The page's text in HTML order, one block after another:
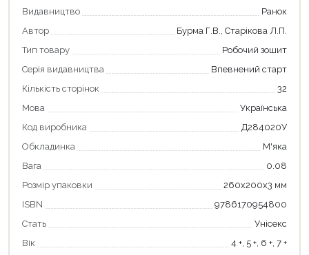
Видавництво
Ранок
Автор
Бурма Г.В., Старікова Л.П.
Тип товару
Робочий зошит
Серія видавництва
Впевнений старт
Кількість сторінок
32
Мова
Українська
Код виробника
Д284020У
Обкладинка
М'яка
Вага
0.08
Розмір упаковки
260х200х3 мм
ISBN
9786170954800
Стать
Унісекс
Вік
4 +, 5 +, 6 +, 7 +
Продовжити покупки
Оформити замовлення